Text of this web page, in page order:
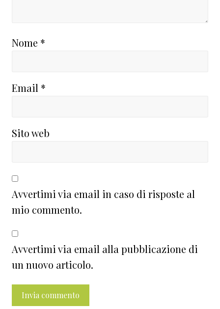
Nome *
Email *
Sito web
Avvertimi via email in caso di risposte al
mio commento.
Avvertimi via email alla pubblicazione di
un nuovo articolo.